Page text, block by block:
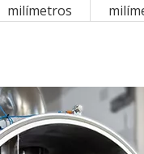
milímetros